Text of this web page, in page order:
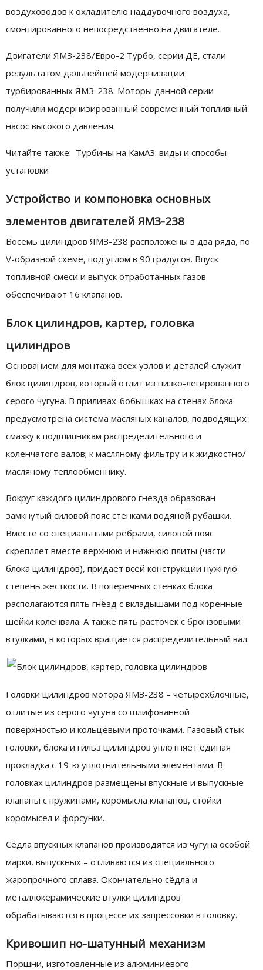
воздуховодов к охладителю наддувочного воздуха,
смонтированного непосредственно на двигателе.
Двигатели ЯМЗ-238/Евро-2 Турбо, серии ДЕ, стали
результатом дальнейшей модернизации
турбированных ЯМЗ-238. Моторы данной серии
получили модернизированный современный топливный
насос высокого давления.
Читайте также: Турбины на КамАЗ: виды и способы
установки
Устройство и компоновка основных
элементов двигателей ЯМЗ-238
Восемь цилиндров ЯМЗ-238 расположены в два ряда, по
V-образной схеме, под углом в 90 градусов. Впуск
топливной смеси и выпуск отработанных газов
обеспечивают 16 клапанов.
Блок цилиндров, картер, головка
цилиндров
Основанием для монтажа всех узлов и деталей служит
блок цилиндров, который отлит из низко-легированного
серого чугуна. В приливах-бобышках на стенах блока
предусмотрена система масляных каналов, подводящих
смазку к подшипникам распределительного и
коленчатого валов; к масляному фильтру и к жидкостно/
масляному теплообменнику.
Вокруг каждого цилиндрового гнезда образован
замкнутый силовой пояс стенками водяной рубашки.
Вместе со специальными рёбрами, силовой пояс
скрепляет вместе верхнюю и нижнюю плиты (части
блока цилиндров), придаёт всей конструкции нужную
степень жёсткости. В поперечных стенках блока
располагаются пять гнёзд с вкладышами под коренные
шейки коленвала. А также пять расточек с бронзовыми
втулками, в которых вращается распределительный вал.
Головки цилиндров мотора ЯМЗ-238 – четырёхблочные,
отлитые из серого чугуна со шлифованной
поверхностью и кольцевыми проточками. Газовый стык
головки, блока и гильз цилиндров уплотняет единая
прокладка с 19-ю уплотнительными элементами. В
головках цилиндров размещены впускные и выпускные
клапаны с пружинами, коромысла клапанов, стойки
коромысел и форсунки.
Сёдла впускных клапанов производятся из чугуна особой
марки, выпускных – отливаются из специального
жаропрочного сплава. Окончательно сёдла и
металлокерамические втулки цилиндров
обрабатываются в процессе их запрессовки в головку.
Кривошип но-шатунный механизм
Поршни, изготовленные из алюминиевого